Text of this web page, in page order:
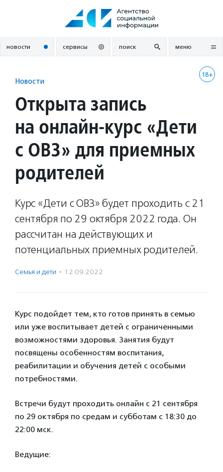
новости сервисы поиск меню
18+
Новости
Открыта запись
на онлайн-курс «Дети
с ОВЗ» для приемных
родителей
Курс «Дети с ОВЗ» будет проходить с 21
сентября по 29 октября 2022 года. Он
рассчитан на действующих и
потенциальных приемных родителей.
Семья и дети · 12.09.2022
Курс подойдет тем, кто готов принять в семью
или уже воспитывает детей с ограниченными
возможностями здоровья. Занятия будут
посвящены особенностям воспитания,
реабилитации и обучения детей с особыми
потребностями.
Встречи будут проходить онлайн с 21 сентября
по 29 октября по средам и субботам с 18:30 до
22:00 мск.
Ведущие: